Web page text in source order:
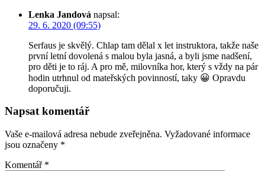
Lenka Jandová napsal:
29. 6. 2020 (09:55)
Serfaus je skvělý. Chlap tam dělal x let instruktora, takže naše
první letní dovolená s malou byla jasná, a byli jsme nadšení,
pro děti je to ráj. A pro mě, milovníka hor, který s vždy na pár
hodin utrhnul od mateřských povinností, taky 😀 Opravdu
doporučuji.
Napsat komentář
Vaše e-mailová adresa nebude zveřejněna. Vyžadované informace
jsou označeny *
Komentář *